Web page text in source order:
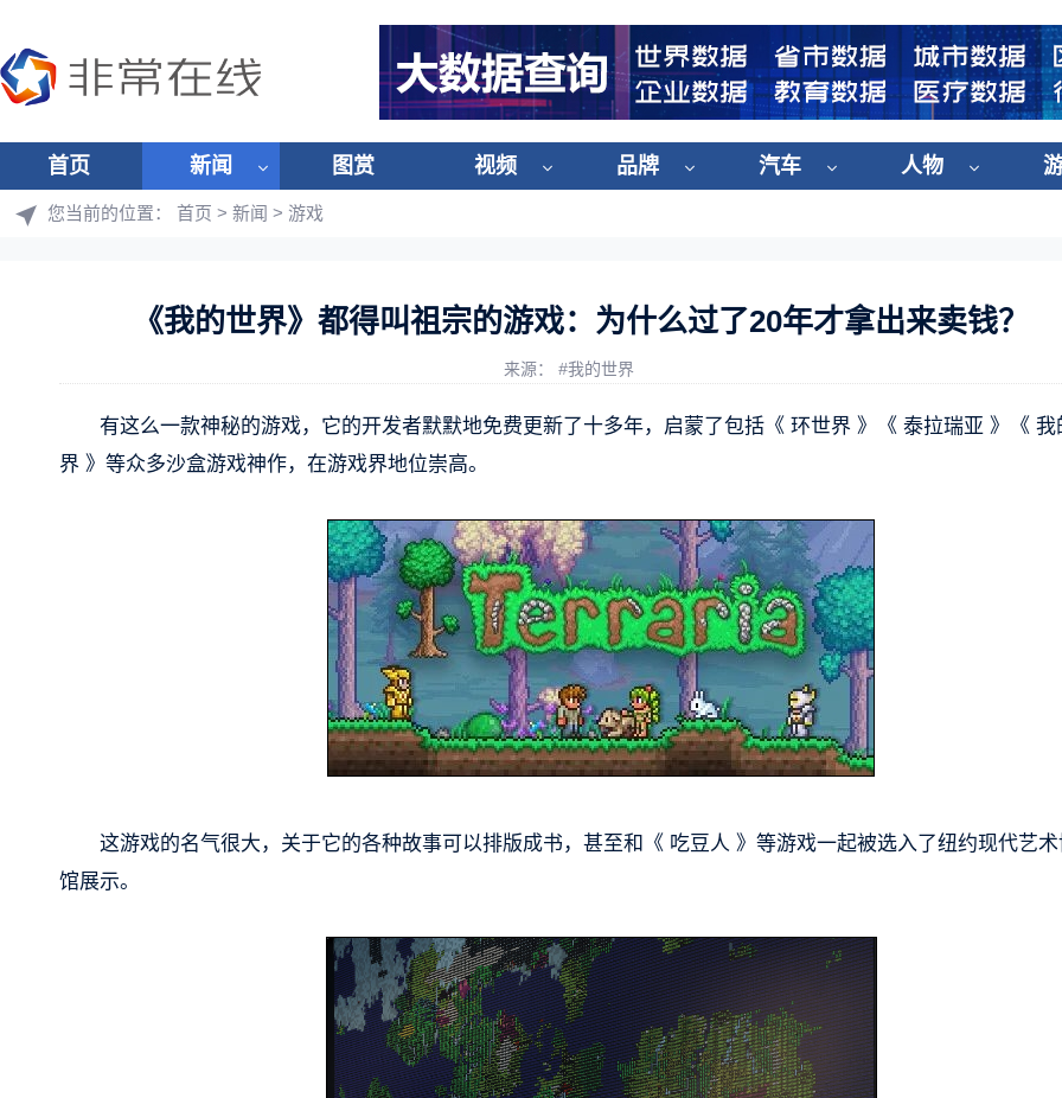
首页 新闻 图赏 视频 品牌 汽车 人物
您当前的位置： 首页 > 新闻 > 游戏
《我的世界》都得叫祖宗的游戏：为什么过了20年才拿出来卖钱？
来源： #我的世界
有这么一款神秘的游戏，它的开发者默默地免费更新了十多年，启蒙了包括《 环世界 》《 泰拉瑞亚 》《 我
界 》等众多沙盒游戏神作，在游戏界地位崇高。
这游戏的名气很大，关于它的各种故事可以排版成书，甚至和《 吃豆人 》等游戏一起被选入了纽约现代艺
馆展示。